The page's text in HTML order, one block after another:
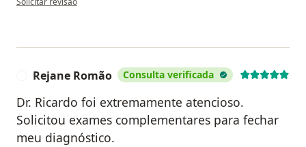
Rejane Romão Consulta verificada
Dr. Ricardo foi extremamente atencioso.
Solicitou exames complementares para fechar
meu diagnóstico.